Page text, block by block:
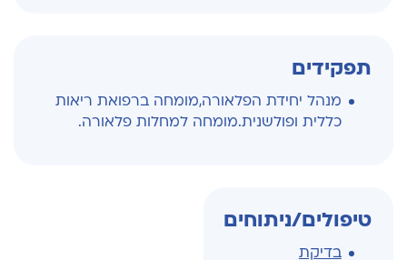
תפקידים
מנהל יחידת הפלאורה,מומחה ברפואת ריאות
כללית ופולשנית.מומחה למחלות פלאורה.
טיפולים/ניתוחים
בדיקת